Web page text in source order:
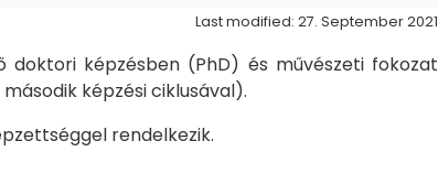
Last modified: 27. September 2021
képzésben (PhD) és művészeti fokozat
képzési ciklusával).
rendelkezik.